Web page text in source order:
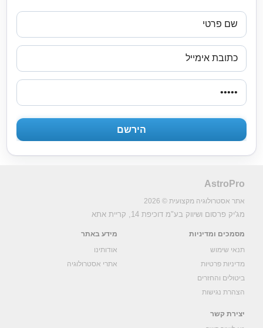
AstroPro
אתר אסטרולוגיה מקצועית © 2026
מג'יק פרסום ושיווק בע"מ דוכיפת 14, קריית אתא
מסמכים ומדיניות
תנאי שימוש
מדיניות פרטיות
ביטולים והחזרים
הצהרת נגישות
מידע באתר
אודותינו
אתרי אסטרולוגיה
יצירת קשר